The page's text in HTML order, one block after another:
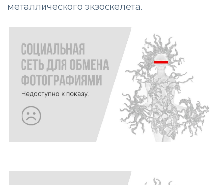
металлического экзоскелета.